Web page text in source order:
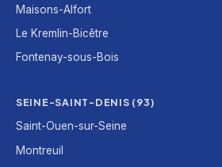
Maisons-Alfort
Le Kremlin-Bicêtre
Fontenay-sous-Bois
SEINE-SAINT-DENIS (93)
Saint-Ouen-sur-Seine
Montreuil